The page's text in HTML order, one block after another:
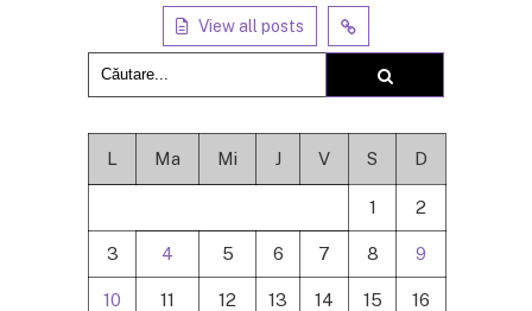
View all posts
L Ma Mi J V S D
1 2
3 4 5 6 7 8 9
10 11 12 13 14 15 16